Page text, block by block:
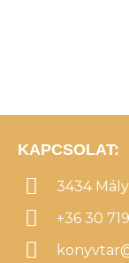
KAPCSOLAT:
3434
+36 30